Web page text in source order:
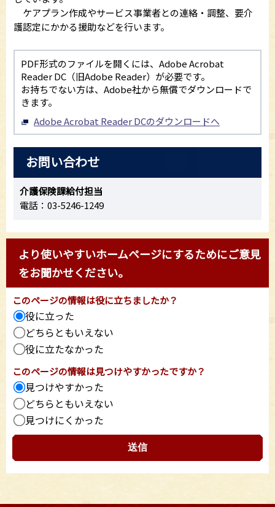
ケアプラン作成やサービス事業者との連絡・調整、要介
護認定にかかる援助などを行います。
PDF形式のファイルを開くには、Adobe Acrobat
Reader DC（旧Adobe Reader）が必要です。
お持ちでない方は、Adobe社から無償でダウンロードで
きます。
Adobe Acrobat Reader DCのダウンロードへ
お問い合わせ
介護保険課給付担当
電話：03-5246-1249
より使いやすいホームページにするためにご意見
をお聞かせください。
このページの情報は役に立ちましたか？
役に立った
どちらともいえない
役に立たなかった
このページの情報は見つけやすかったですか？
見つけやすかった
どちらともいえない
見つけにくかった